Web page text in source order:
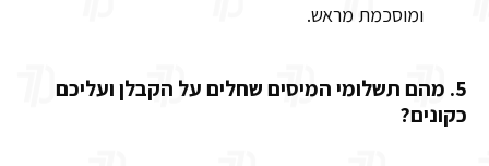
ומוסכמת מראש.
5. מהם תשלומי המיסים שחלים על הקבלן ועליכם
כקונים?